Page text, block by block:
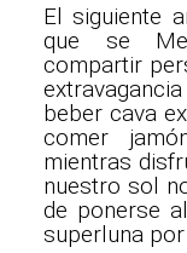
El siguiente
que se
compartir
beber cava
comer
mientras
nuestro sol
de ponerse
superluna